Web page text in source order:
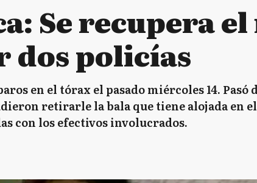
Se recupera
dos policías
en el tórax el pasado miércoles 14. Pasó
retirarle la bala que tiene alojada en
con los efectivos involucrados.